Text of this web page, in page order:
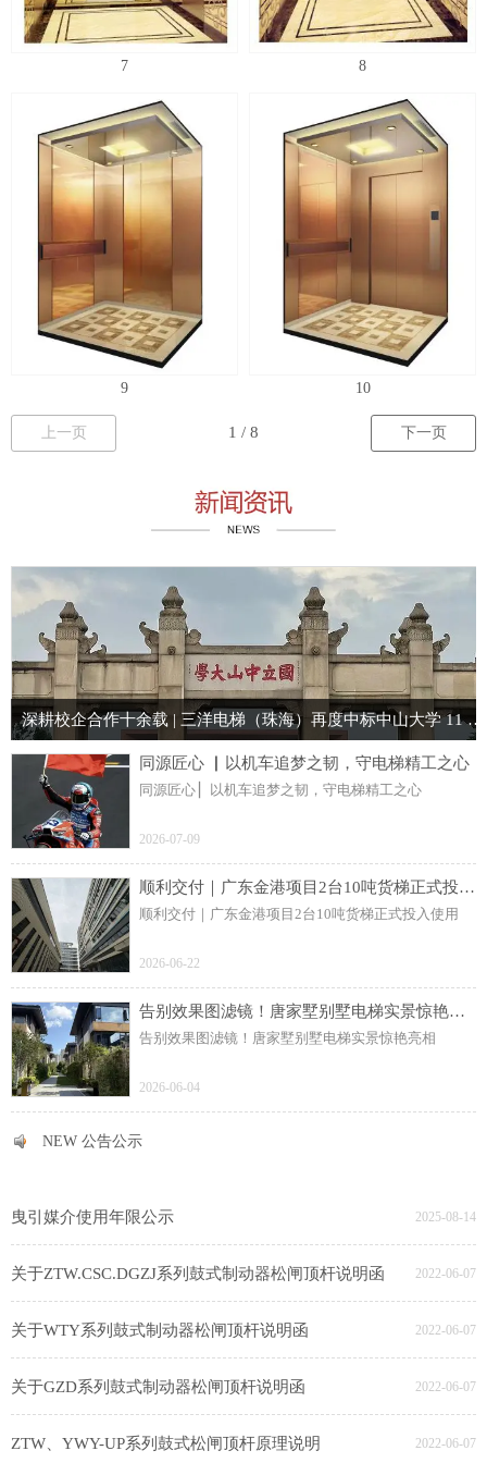
7 8
9 10
上一页 下一页
深耕校企合作十余载 | 三洋电梯（珠海）再度中标中山大学 11 台电梯项目
同源匠心 ▏以机车追梦之韧，守电梯精工之心
同源匠心 ▏以机车追梦之韧，守电梯精工之心
2026-07-09
顺利交付｜广东金港项目2台10吨货梯正式投入使用
顺利交付｜广东金港项目2台10吨货梯正式投入使用
2026-06-22
告别效果图滤镜！唐家墅别墅电梯实景惊艳亮相
告别效果图滤镜！唐家墅别墅电梯实景惊艳亮相
2026-06-04
NEW 公告公示
曳引媒介使用年限公示 2025-08-14
关于ZTW.CSC.DGZJ系列鼓式制动器松闸顶杆说明函 2022-06-07
关于WTY系列鼓式制动器松闸顶杆说明函 2022-06-07
关于GZD系列鼓式制动器松闸顶杆说明函 2022-06-07
ZTW、YWY-UP系列鼓式松闸顶杆原理说明 2022-06-07